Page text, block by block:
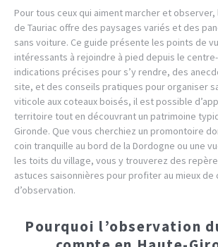
Pour tous ceux qui aiment marcher et
de Tauriac offre des paysages variés et des
sans voiture. Ce guide présente les points de
intéressants à rejoindre à pied depuis le
indications précises pour s’y rendre, des
site, et des conseils pratiques pour organiser
viticole aux coteaux boisés, il est possible
territoire tout en découvrant un patrimoine
Gironde. Que vous cherchiez un promontoire
coin tranquille au bord de la Dordogne ou une
les toits du village, vous y trouverez des
astuces saisonnières pour profiter au mieux de
d’observation.
Pourquoi l’observation